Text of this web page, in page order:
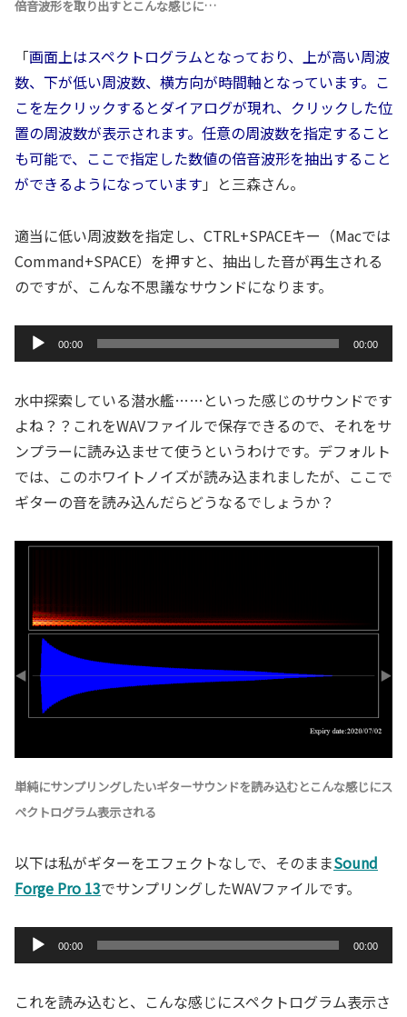
倍音波形を取り出すとこんな感じに…
「画面上はスペクトログラムとなっており、上が高い周波
数、下が低い周波数、横方向が時間軸となっています。こ
こを左クリックするとダイアログが現れ、クリックした位
置の周波数が表示されます。任意の周波数を指定すること
も可能で、ここで指定した数値の倍音波形を抽出すること
ができるようになっています 」と三森さん。
適当に低い周波数を指定し、CTRL+SPACEキー（Macでは
Command+SPACE）を押すと、抽出した音が再生される
のですが、こんな不思議なサウンドになります。
声
レ
ー
ヤ
ー
00:00 00:00
水中探索している潜水艦……といった感じのサウンドです
よね？？これをWAVファイルで保存できるので、それをサ
ンプラーに読み込ませて使うというわけです。デフォルト
では、このホワイトノイズが読み込まれましたが、ここで
ギターの音を読み込んだらどうなるでしょうか？
単純にサンプリングしたいギターサウンドを読み込むとこんな感じにス
ペクトログラム表示される
以下は私がギターをエフェクトなしで、そのままSound
Forge Pro 13でサンプリングしたWAVファイルです。
声
00:00 00:00
これを読み込むと、こんな感じにスペクトログラム表示さ